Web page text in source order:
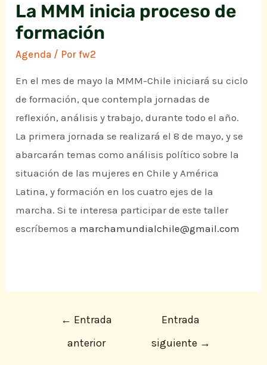
La MMM inicia proceso de
formación
Agenda / Porfw2
En el mes de mayo la MMM-Chile iniciará su ciclo
de formación, que contempla jornadas de
reflexión, análisis y trabajo, durante todo el año.
La primera jornada se realizará el 8 de mayo, y se
abarcarán temas como análisis político sobre la
situación de las mujeres en Chile y América
Latina, y formación en los cuatro ejes de la
marcha. Si te interesa participar de este taller
escríbemos a marchamundialchile@gmail.com
← Entrada
anterior
Entrada
siguiente →